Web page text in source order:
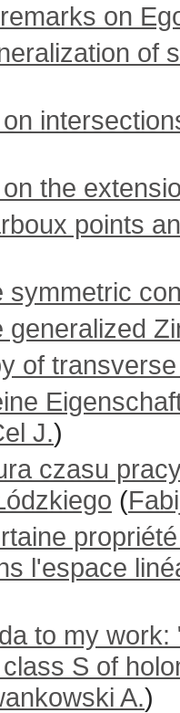
on
of
the
points
symmetric
generalized
of
J.)
czasu
(
l'espace
to my
S of
A.)